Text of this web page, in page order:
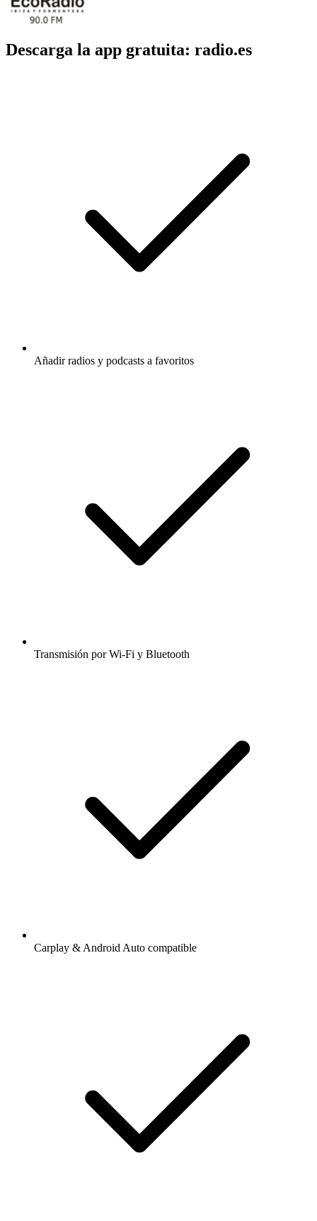
Descarga la app gratuita: radio.es
Añadir radios y podcasts a favoritos
Transmisión por Wi-Fi y Bluetooth
Carplay & Android Auto compatible